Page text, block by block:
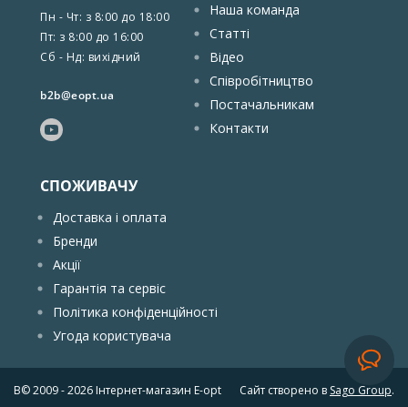
Пн - Чт: з 8:00 до 18:00
Пт: з 8:00 до 16:00
Сб - Нд: вихідний
b2b@eopt.ua
Наша команда
Статті
Відео
Співробітництво
Постачальникам
Контакти
СПОЖИВАЧУ
Доставка і оплата
Бренди
Акції
Гарантія та сервіс
Політика конфіденційності
Угода користувача
В© 2009 - 2026 Інтернет-магазин E-opt Сайт створено в Sago Group.